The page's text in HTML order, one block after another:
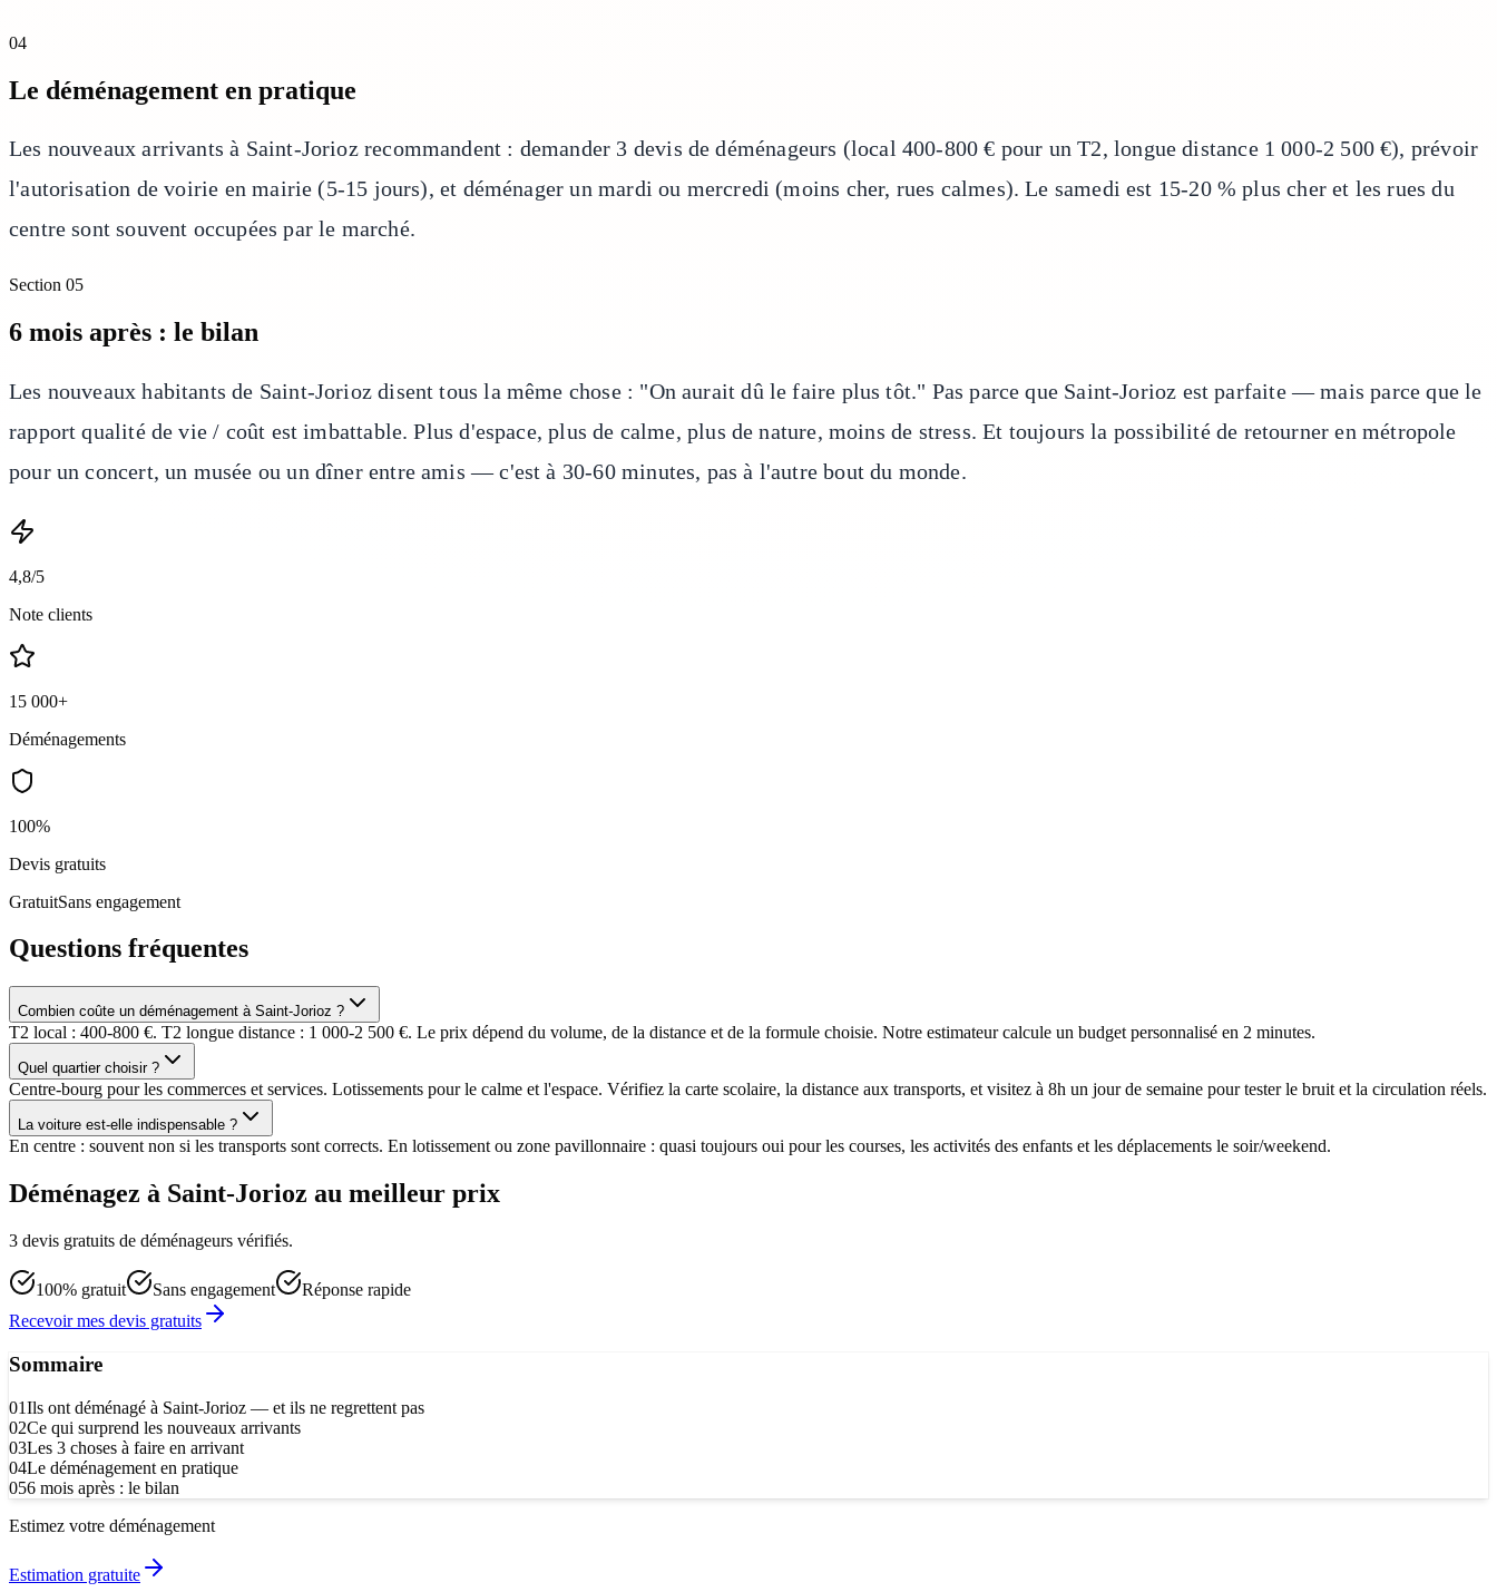
04
Le déménagement en pratique
Les nouveaux arrivants à Saint-Jorioz recommandent : demander 3 devis de déménageurs (local 400-800 € pour un T2, longue distance 1 000-2 500 €), prévoir
l'autorisation de voirie en mairie (5-15 jours), et déménager un mardi ou mercredi (moins cher, rues calmes). Le samedi est 15-20 % plus cher et les rues du
centre sont souvent occupées par le marché.
Section 05
6 mois après : le bilan
Les nouveaux habitants de Saint-Jorioz disent tous la même chose : "On aurait dû le faire plus tôt." Pas parce que Saint-Jorioz est parfaite — mais parce que le
rapport qualité de vie / coût est imbattable. Plus d'espace, plus de calme, plus de nature, moins de stress. Et toujours la possibilité de retourner en métropole
pour un concert, un musée ou un dîner entre amis — c'est à 30-60 minutes, pas à l'autre bout du monde.
4,8/5
Note clients
15 000+
Déménagements
100%
Devis gratuits
GratuitSans engagement
Questions fréquentes
Combien coûte un déménagement à Saint-Jorioz ?
T2 local : 400-800 €. T2 longue distance : 1 000-2 500 €. Le prix dépend du volume, de la distance et de la formule choisie. Notre estimateur calcule un budget personnalisé en 2 minutes.
Quel quartier choisir ?
Centre-bourg pour les commerces et services. Lotissements pour le calme et l'espace. Vérifiez la carte scolaire, la distance aux transports, et visitez à 8h un jour de semaine pour tester le bruit et la circulation réels.
La voiture est-elle indispensable ?
En centre : souvent non si les transports sont corrects. En lotissement ou zone pavillonnaire : quasi toujours oui pour les courses, les activités des enfants et les déplacements le soir/weekend.
Déménagez à Saint-Jorioz au meilleur prix
3 devis gratuits de déménageurs vérifiés.
100% gratuit Sans engagement
Réponse rapide
Recevoir mes devis gratuits
Sommaire
01Ils ont déménagé à Saint-Jorioz — et ils ne regrettent pas
02Ce qui surprend les nouveaux arrivants
03Les 3 choses à faire en arrivant
04Le déménagement en pratique
056 mois après : le bilan
Estimez votre déménagement
Estimation gratuite